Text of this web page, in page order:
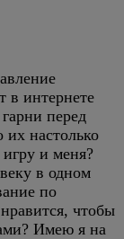
в интернете
перед
их настолько
игру и меня?
в одном
по
чтобы
Имею я на